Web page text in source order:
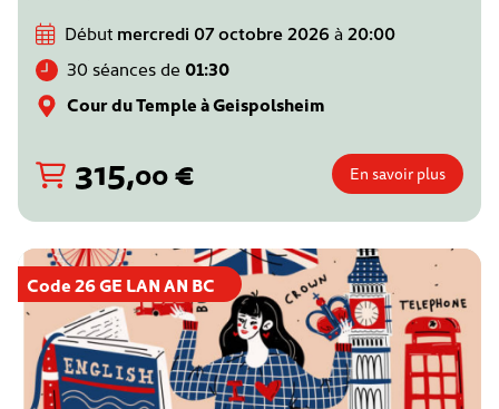
Début mercredi 07 octobre 2026 à 20:00
30 séances de 01:30
Cour du Temple à Geispolsheim
315,00€ En savoir plus
Code 26 GE LAN AN BC